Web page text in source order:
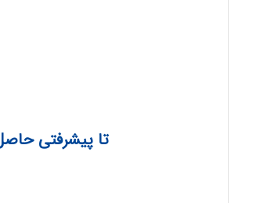
تا پیشرفتی حاصل نشود